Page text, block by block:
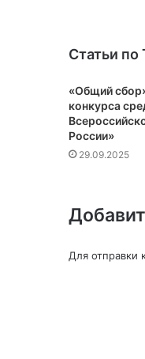
Статьи по
«Общий
конкурса
России»
29.09.2025
Для отправки